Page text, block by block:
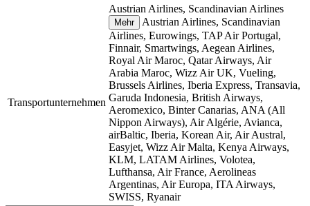
Transportunternehmen
Austrian Airlines, Scandinavian Airlines
Mehr
Austrian Airlines, Scandinavian
Airlines, Eurowings, TAP Air Portugal,
Finnair, Smartwings, Aegean Airlines,
Royal Air Maroc, Qatar Airways, Air
Arabia Maroc, Wizz Air UK, Vueling,
Brussels Airlines, Iberia Express, Transavia,
Garuda Indonesia, British Airways,
Aeromexico, Binter Canarias, ANA (All
Nippon Airways), Air Algérie, Avianca,
airBaltic, Iberia, Korean Air, Air Austral,
Easyjet, Wizz Air Malta, Kenya Airways,
KLM, LATAM Airlines, Volotea,
Lufthansa, Air France, Aerolineas
Argentinas, Air Europa, ITA Airways,
SWISS, Ryanair
©CARTO